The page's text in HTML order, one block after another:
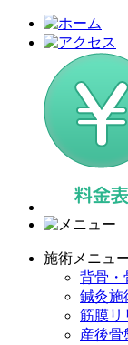
施術メニュ
背骨・
鍼灸施
筋膜リ
産後骨